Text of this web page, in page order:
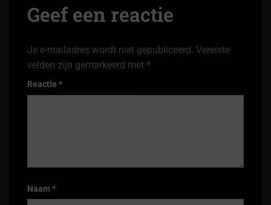
Geef een reactie
Je e-mailadres wordt niet gepubliceerd. Vereiste
velden zijn gemarkeerd met *
Reactie *
Naam*